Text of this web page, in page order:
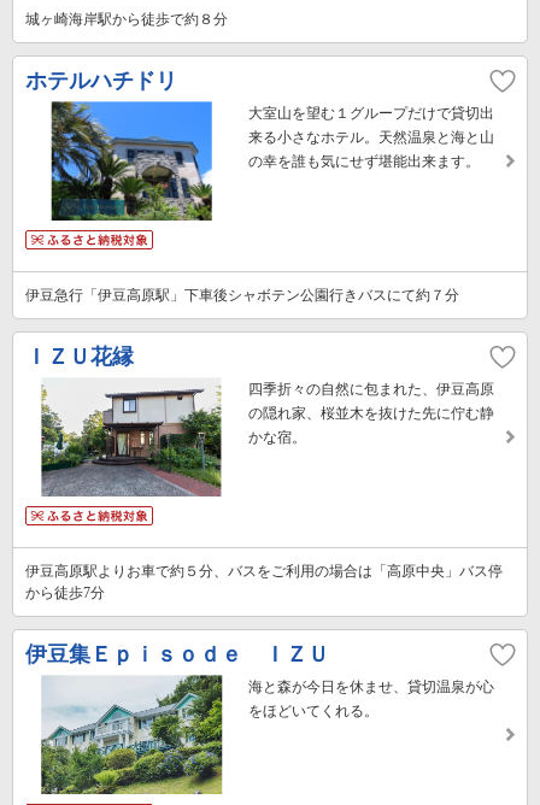
城ヶ崎海岸駅から徒歩で約８分
ホテルハチドリ
大室山を望む１グループだけで貸切出
来る小さなホテル。天然温泉と海と山
の幸を誰も気にせず堪能出来ます。
伊豆急行「伊豆高原駅」下車後シャボテン公園行きバスにて約７分
ＩＺＵ花縁
四季折々の自然に包まれた、伊豆高原
の隠れ家、桜並木を抜けた先に佇む静
かな宿。
伊豆高原駅よりお車で約５分、バスをご利用の場合は「高原中央」バス停
から徒歩7分
伊豆集Ｅｐｉｓｏｄｅ ＩＺＵ
海と森が今日を休ませ、貸切温泉が心
をほどいてくれる。